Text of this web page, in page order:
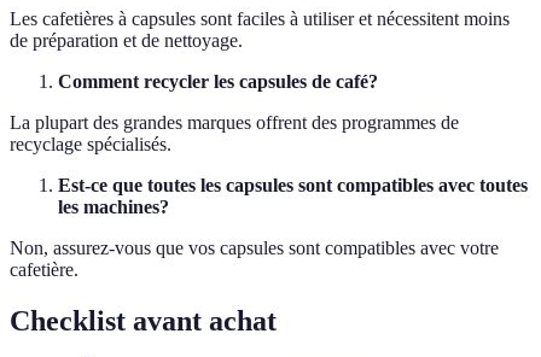
Les cafetières à capsules sont faciles à utiliser et nécessitent moins
de préparation et de nettoyage.
Comment recycler les capsules de café?
La plupart des grandes marques offrent des programmes de
recyclage spécialisés.
Est-ce que toutes les capsules sont compatibles avec toutes
les machines?
Non, assurez-vous que vos capsules sont compatibles avec votre
cafetière.
Checklist avant achat